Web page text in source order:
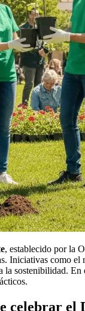
, establecido por la
Iniciativas como
la sostenibilidad.
celebrar